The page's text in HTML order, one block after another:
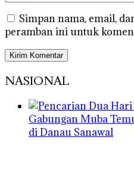
Simpan nama, email,
peramban ini untuk
NASIONAL